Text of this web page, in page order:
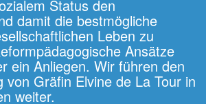
Status den
damit die bestmögliche
Leben zu
Ansätze
ein Anliegen. Wir führen den
von Gräfin Elvine de La Tour in
weiter.